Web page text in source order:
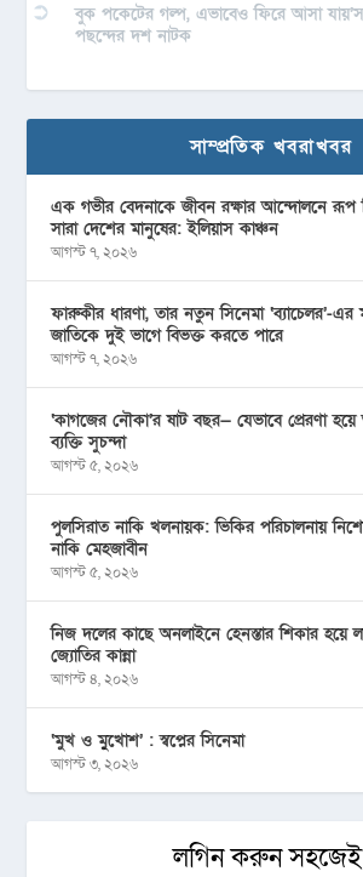
বুক পকেটের গল্প, এভাবেও ফিরে আসা
পছন্দের দশ নাটক
সাম্প্রতিক খবরাখবর
এক গভীর বেদনাকে জীবন রক্ষার আন্দোলনে রূপ
সারা দেশের মানুষের: ইলিয়াস কাঞ্চন
আগস্ট ৭, ২০২৬
ফারুকীর ধারণা, তার নতুন সিনেমা ‘ব্যাচেলর’-এর
জাতিকে দুই ভাগে বিভক্ত করতে পারে
আগস্ট ৭, ২০২৬
‘কাগজের নৌকা’র ষাট বছর— যেভাবে প্রেরণা
ব্যক্তি সুচন্দা
আগস্ট ৫, ২০২৬
পুলসিরাত নাকি খলনায়ক: ভিকির পরিচালনায়
নাকি মেহজাবীন
আগস্ট ৫, ২০২৬
নিজ দলের কাছে অনলাইনে হেনস্তার শিকার হয়ে
জ্যোতির কান্না
আগস্ট ৪, ২০২৬
‘মুখ ও মু্খোশ’ : স্বপ্নের সিনেমা
আগস্ট ৩, ২০২৬
লগিন করুন